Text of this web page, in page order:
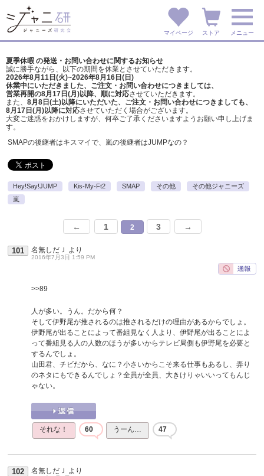
マイページ ストア メニュー
夏季休暇 の発送・お問い合わせに関するお知らせ
誠に勝手ながら、以下の期間を休業とさせていただきます。
2026年8月11日(火)~2026年8月16日(日)
休業中にいただきました、ご注文・お問い合わせにつきましては、
営業再開の8月17日(月)以降、順に対応させていただきます。
また、 8月8日(土)以降にいただいた、ご注文・ お問い合わせにつきましても、
8月17日(月)以降に対応させていただく場合がございます。
大変ご迷惑をおかけしますが、 何卒ご了承くださいますようお願い申し上げま
す。
SMAPの後継者はキスマイで、嵐の後継者はJUMPなの？
Hey!Say!JUMP Kis-My-Ft2 SMAP その他
その他ジャニーズ
嵐
← 1 2 3 →
101 名無しだＪ より
2016年7月3日 1:59 PM
>>89
人が多い。うん。だから何？
そして伊野尾が推されるのは推されるだけの理由があるからでしょ。
伊野尾が出ることによって番組見なく人より、伊野尾が出ることによ
って番組見る人の人数のほうが多いからテレビ局側も伊野尾を必要と
するんでしょ。
山田君、チビだから、なに？小さいからこそ来る仕事もあるし、弄り
のネタにもできるんでしょ？全員が全員、大きけりゃいいってもんじ
ゃない。
それな！ 60 うーん… 47
102 名無しだＪ より